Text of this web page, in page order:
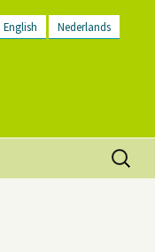
English Nederlands